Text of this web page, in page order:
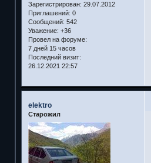
Зарегистрирован: 29.07.2012
Приглашений: 0
Сообщений: 542
Уважение: +36
Провел на форуме:
7 дней 15 часов
Последний визит:
26.12.2021 22:57
elektro
Старожил